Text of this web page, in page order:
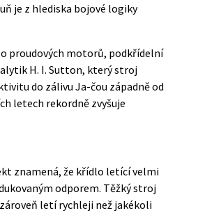
je z hlediska bojové logiky
proudových motorů, podkřídelní
H. I. Sutton, který stroj
do zálivu Ja-čou západně od
letech rekordně zvyšuje
znamená, že křídlo letící velmi
odporem. Těžký stroj
letí rychleji než jakékoli